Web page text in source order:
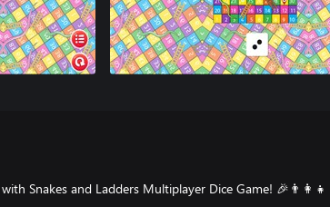
Snakes and Ladders Multiplayer Dice Game!